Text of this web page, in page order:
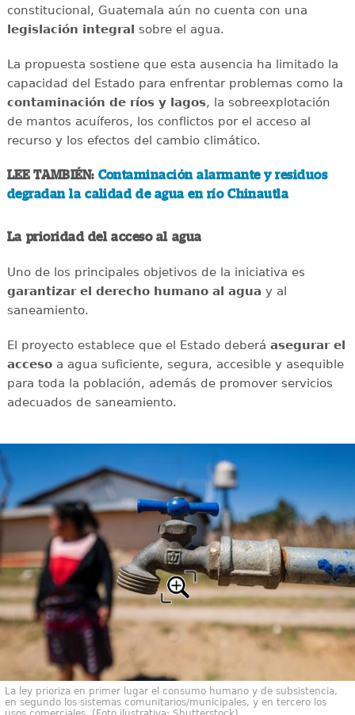
constitucional, Guatemala aún no cuenta con una
legislación integral sobre el agua.
La propuesta sostiene que esta ausencia ha limitado la
capacidad del Estado para enfrentar problemas como la
contaminación de ríos y lagos, la sobreexplotación
de mantos acuíferos, los conflictos por el acceso al
recurso y los efectos del cambio climático.
LEE TAMBIÉN: Contaminación alarmante y residuos
degradan la calidad de agua en río Chinautla
La prioridad del acceso al agua
Uno de los principales objetivos de la iniciativa es
garantizar el derecho humano al agua y al
saneamiento.
El proyecto establece que el Estado deberá asegurar el
accesoa agua suficiente, segura, accesible y asequible
para toda la población, además de promover servicios
adecuados de saneamiento.
La ley prioriza en primer lugar el consumo humano y de subsistencia,
en segundo los sistemas comunitarios/municipales, y en tercero los